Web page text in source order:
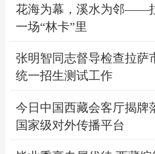
花海为幕，溪水为邻——
一场“林卡”里
张明智同志督导检查拉萨
统一招生测试工作
今日中国西藏会客厅揭牌
国家级对外传播平台